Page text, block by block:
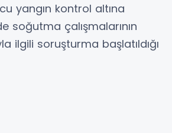
yangın kontrol altına
soğutma çalışmalarının
ilgili soruşturma başlatıldığı